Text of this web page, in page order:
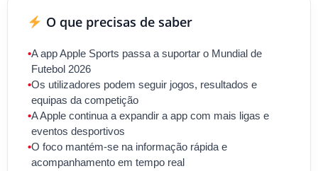
O que precisas de saber
•A app Apple Sports passa a suportar o Mundial de
Futebol 2026
•Os utilizadores podem seguir jogos, resultados e
equipas da competição
•A Apple continua a expandir a app com mais ligas e
eventos desportivos
•O foco mantém-se na informação rápida e
acompanhamento em tempo real